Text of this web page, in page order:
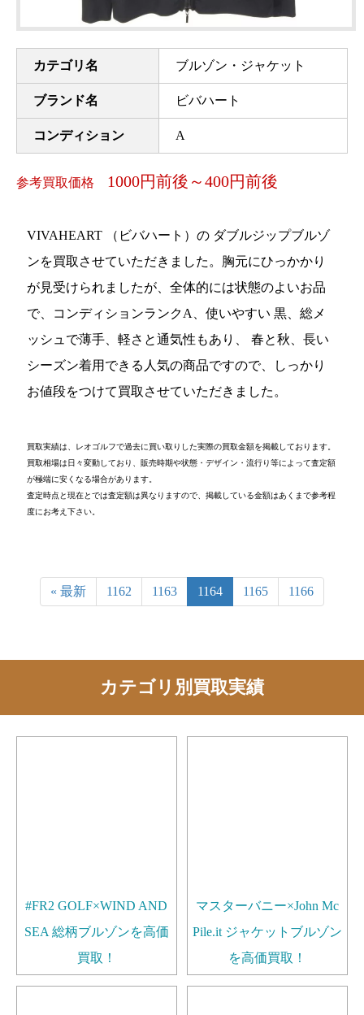
カテゴリ名 ブルゾン・ジャケット
ブランド名 ビバハート
コンディション A
参考買取価格 1000円前後～400円前後
VIVAHEART （ビバハート）の ダブルジップブルゾ
ンを買取させていただきました。胸元にひっかかり
が見受けられましたが、全体的には状態のよいお品
で、コンディションランクA、使いやすい 黒、総メ
ッシュで薄手、軽さと通気性もあり、 春と秋、長い
シーズン着用できる人気の商品ですので、しっかり
お値段をつけて買取させていただきました。
買取実績は、レオゴルフで過去に買い取りした実際の買取金額を掲載しております。
買取相場は日々変動しており、販売時期や状態・デザイン・流行り等によって査定額
が極端に安くなる場合があります。
査定時点と現在とでは査定額は異なりますので、掲載している金額はあくまで参考程
度にお考え下さい。
« 最新 1162 1163 1164 1165 1166
カテゴリ別買取実績
#FR2 GOLF×WIND AND
SEA 総柄ブルゾンを高価
買取！
マスターバニー×John Mc
Pile.it ジャケットブルゾン
を高価買取！